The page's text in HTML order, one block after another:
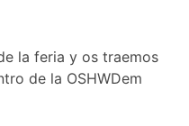
la feria y os traemos
de la OSHWDem